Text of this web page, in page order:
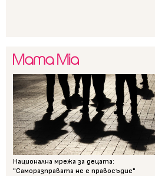
Национална мрежа за децата:
"Саморазправата не е правосъдие"